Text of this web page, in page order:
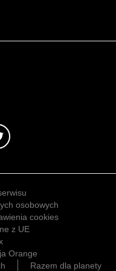
osobowych
cookies
z UE
Orange
Razem dla planety